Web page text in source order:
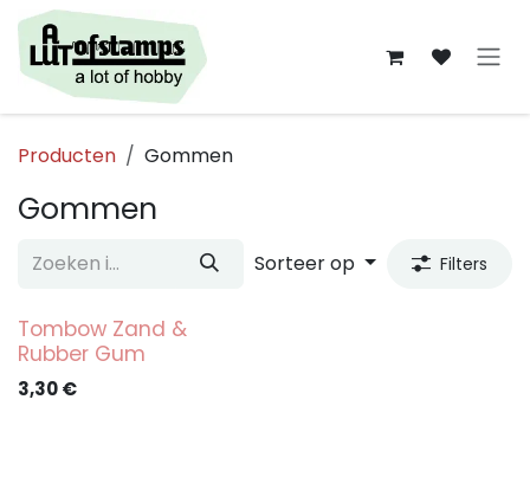
Overslaan naar inhoud
Producten Gommen
Gommen
Sorteer op Filters
Tombow Zand &
Rubber Gum
3,30€